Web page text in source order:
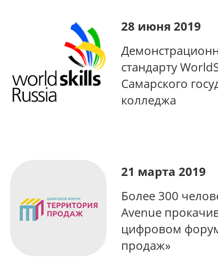
28 июня 2019
стандарту
Самарского
колледжа
21 марта 2019
Более 300
Avenue
цифровом
продаж»